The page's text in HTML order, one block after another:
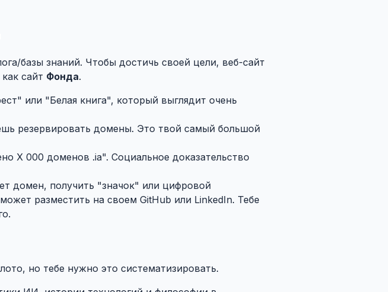
базы знаний. Чтобы достичь своей цели, веб-сайт
сайт Фонда.
или "Белая книга", который выглядит очень
резервировать домены. Это твой самый большой
X 000 доменов .ia". Социальное доказательство
домен, получить "значок" или цифровой
разместить на своем GitHub или LinkedIn. Тебе
но тебе нужно это систематизировать.